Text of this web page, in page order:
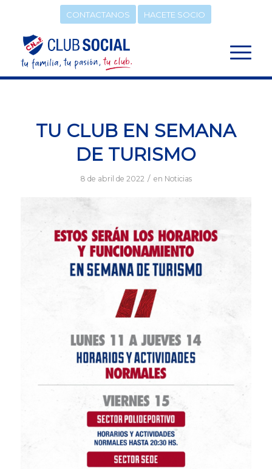
CONTACTANOS HACETE SOCIO
TU CLUB EN SEMANA
DE TURISMO
8 de abril de 2022 / en Noticias